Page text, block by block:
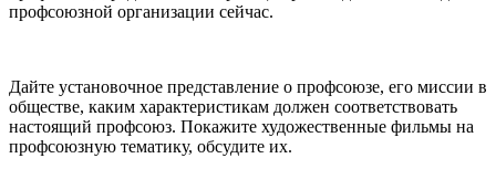
профсоюзной организации сейчас.
Дайте установочное представление о профсоюзе, его миссии в
обществе, каким характеристикам должен соответствовать
настоящий профсоюз. Покажите художественные фильмы на
профсоюзную тематику, обсудите их.